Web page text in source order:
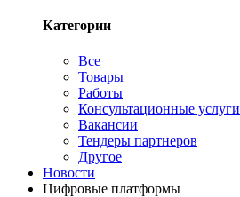
Категории
Все
Товары
Работы
Консультационные услуги
Вакансии
Тендеры партнеров
Другое
Новости
Цифровые платформы